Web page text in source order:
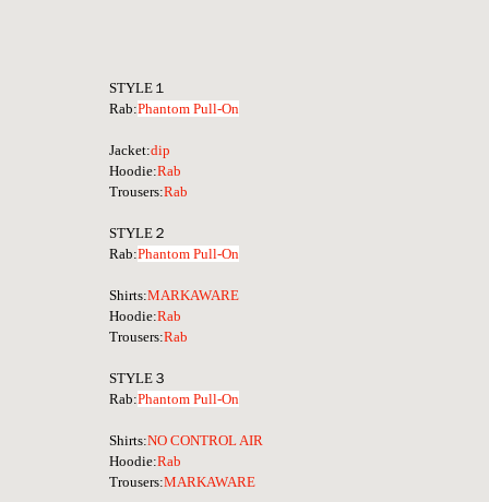
STYLE１
Rab:Phantom Pull-On
Jacket:dip
Hoodie:Rab
Trousers:Rab
STYLE２
Rab:Phantom Pull-On
Shirts:MARKAWARE
Hoodie:Rab
Trousers:Rab
STYLE３
Rab:Phantom Pull-On
Shirts:NO CONTROL AIR
Hoodie:Rab
Trousers:MARKAWARE